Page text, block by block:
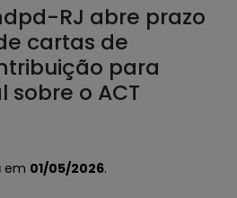
RJ abre prazo
cartas de
para
sobre o ACT
em 01/05/2026.